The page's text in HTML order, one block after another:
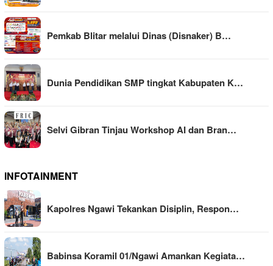
Pemkab Blitar melalui Dinas (Disnaker) B…
Dunia Pendidikan SMP tingkat Kabupaten K…
Selvi Gibran Tinjau Workshop AI dan Bran…
INFOTAINMENT
Kapolres Ngawi Tekankan Disiplin, Respon…
Babinsa Koramil 01/Ngawi Amankan Kegiata…